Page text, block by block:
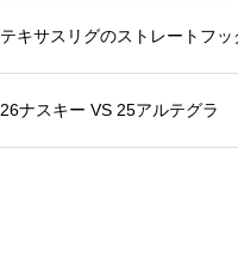
テキサスリグのストレートフッ
26ナスキー VS 25アルテグラ